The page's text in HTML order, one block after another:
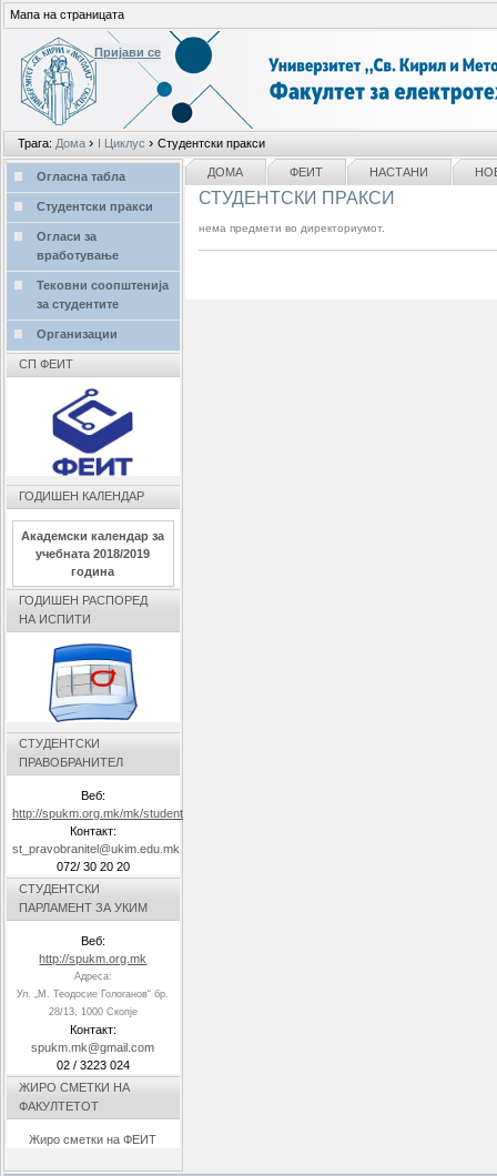
Лични
алати
Пријави се
Трага: Дома › I Циклус › Студентски пракси
Мапа на страницата
делови
ДОМА ФЕИТ НАСТАНИ
СТУДЕНТСКИ ПРАКСИ
нема предмети во директориумот.
NAVIGATION
Огласна табла
Студентски пракси
Огласи за
вработување
Тековни соопштенија
за студентите
Организации
СП ФЕИТ
ГОДИШЕН КАЛЕНДАР
Академски календар за
учебната 2018/2019
година
ГОДИШЕН РАСПОРЕД
НА ИСПИТИ
СТУДЕНТСКИ
ПРАВОБРАНИТЕЛ
Веб:
http://spukm.org.mk/mk/studentski_pravobranitel
Контакт:
st_pravobranitel@ukim.edu.mk
072/ 30 20 20
СТУДЕНТСКИ
ПАРЛАМЕНТ ЗА УКИМ
Веб:
http://spukm.org.mk
Адреса:
Ул. „М. Теодосие Гологанов“ бр.
28/13, 1000 Скопје
Контакт:
spukm.mk@gmail.com
02 / 3223 024
ЖИРО СМЕТКИ НА
ФАКУЛТЕТОТ
Жиро сметки на ФЕИТ